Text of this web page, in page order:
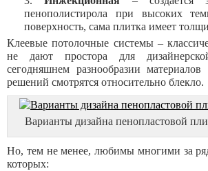
пенополистирола при высоких
поверхность, сама плитка имеет
Клеевые потолочные системы –
не дают простора для
сегодняшнем разнообразии материалов
решений смотрятся относительно блекло.
Варианты дизайна пенопластовой
Но, тем не менее, любимы многими за
которых: